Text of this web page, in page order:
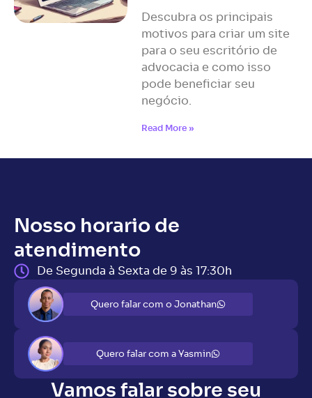
Descubra os principais
motivos para criar um site
para o seu escritório de
advocacia e como isso
pode beneficiar seu
negócio.
Read More »
Nosso horario de
atendimento
De Segunda à Sexta de 9 às 17:30h
Quero falar com o Jonathan
Quero falar com a Yasmin
Vamos falar sobre seu